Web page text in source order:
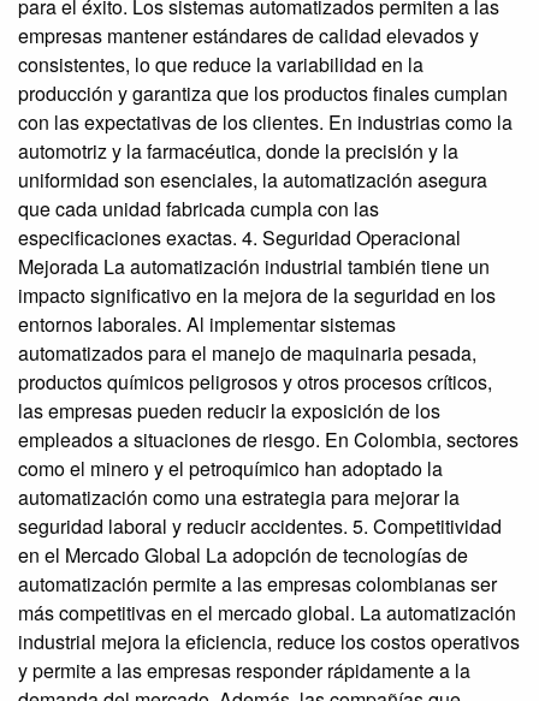
para el éxito. Los sistemas automatizados permiten a las
empresas mantener estándares de calidad elevados y
consistentes, lo que reduce la variabilidad en la
producción y garantiza que los productos finales cumplan
con las expectativas de los clientes. En industrias como la
automotriz y la farmacéutica, donde la precisión y la
uniformidad son esenciales, la automatización asegura
que cada unidad fabricada cumpla con las
especificaciones exactas. 4. Seguridad Operacional
Mejorada La automatización industrial también tiene un
impacto significativo en la mejora de la seguridad en los
entornos laborales. Al implementar sistemas
automatizados para el manejo de maquinaria pesada,
productos químicos peligrosos y otros procesos críticos,
las empresas pueden reducir la exposición de los
empleados a situaciones de riesgo. En Colombia, sectores
como el minero y el petroquímico han adoptado la
automatización como una estrategia para mejorar la
seguridad laboral y reducir accidentes. 5. Competitividad
en el Mercado Global La adopción de tecnologías de
automatización permite a las empresas colombianas ser
más competitivas en el mercado global. La automatización
industrial mejora la eficiencia, reduce los costos operativos
y permite a las empresas responder rápidamente a la